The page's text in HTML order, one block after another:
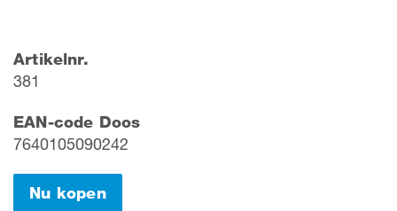
Artikelnr.
381
EAN-code Doos
7640105090242
Nu kopen